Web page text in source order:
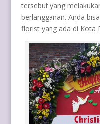
tersebut yang
berlangganan. Anda
florist yang ada di Kota